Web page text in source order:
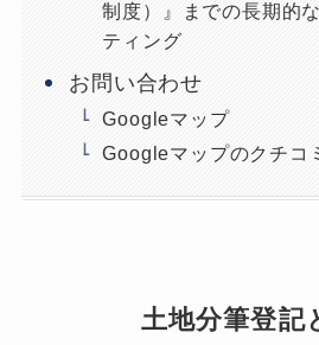
制度）』までの長期的
ティング
お問い合わせ
Googleマップ
Googleマップのクチコ
土地分筆登記